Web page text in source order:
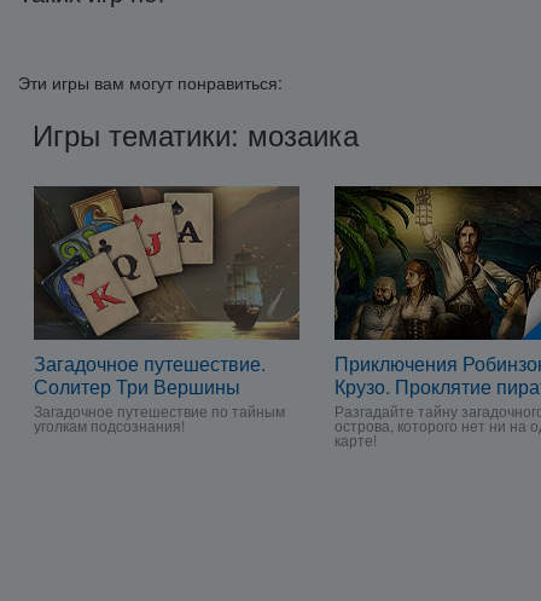
Эти игры вам могут понравиться:
Игры тематики: мозаика
Загадочное путешествие.
Солитер Три Вершины
Загадочное путешествие по тайным
уголкам подсознания!
Приключения
Крузо. Проклятие
Разгадайте тайну
острова, которого нет ни на
карте!